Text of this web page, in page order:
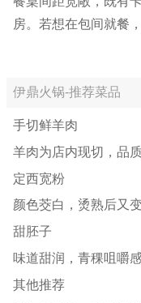
房。若想在包间就餐
伊鼎火锅-推荐菜品
手切鲜羊肉
羊肉为店内现切，品质
定西宽粉
颜色茭白，烫熟后又
甜胚子
味道甜润，青稞咀嚼
其他推荐